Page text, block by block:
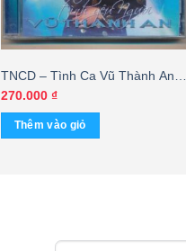
TNCD – Tình Ca Vũ Thành An –
Hát Cho Tình Yêu Người
270.000 ₫
Thêm vào giỏ